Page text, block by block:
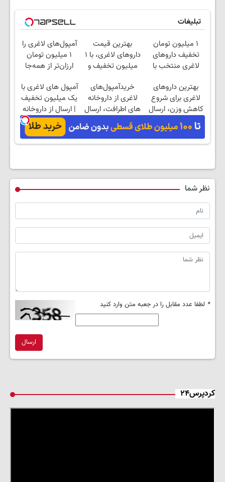
تبلیغات
۱ میلیون تومان
تخفیف داروهای
لاغری منتخب با
نزدیکت
بهترین قیمت
داروهای لاغری، با ۱
میلیون تخفیف و
آمپول‌های لاغری را
۱ میلیون تومان
ارزان‌تر از همه‌جا
بهترین داروهای
لاغری برای شروع
کاهش وزن، ارسال
از داروخانه های
نزدیکت!
خریدآمپول‌های
لاغری از داروخانه
های اطرافت، ارسال
فوری همراه با پک
یخ!
آمپول های لاغری با
یک میلیون تخفیف
| ارسال از داروخانه
های معتبر
نظر شما
* لطفا عدد مقابل را در جعبه متن وارد کنید
ارسال
کردپرس۲۴